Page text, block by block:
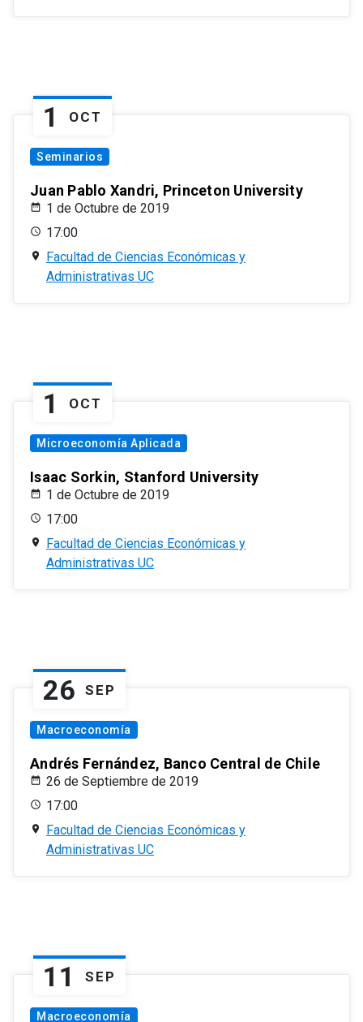
1 OCT
Seminarios
Juan Pablo Xandri, Princeton University
1 de Octubre de 2019
17:00
Facultad de Ciencias Económicas y
Administrativas UC
1 OCT
Microeconomía Aplicada
Isaac Sorkin, Stanford University
1 de Octubre de 2019
17:00
Facultad de Ciencias Económicas y
Administrativas UC
26 SEP
Macroeconomía
Andrés Fernández, Banco Central de Chile
26 de Septiembre de 2019
17:00
Facultad de Ciencias Económicas y
Administrativas UC
11 SEP
Macroeconomía